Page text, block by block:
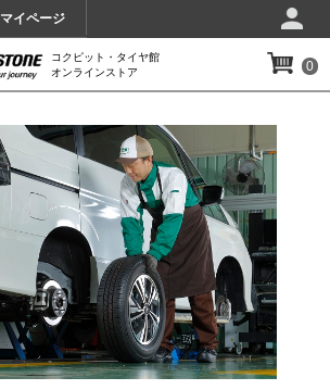
マイページ
コクピット・タイヤ館
オンラインストア
0